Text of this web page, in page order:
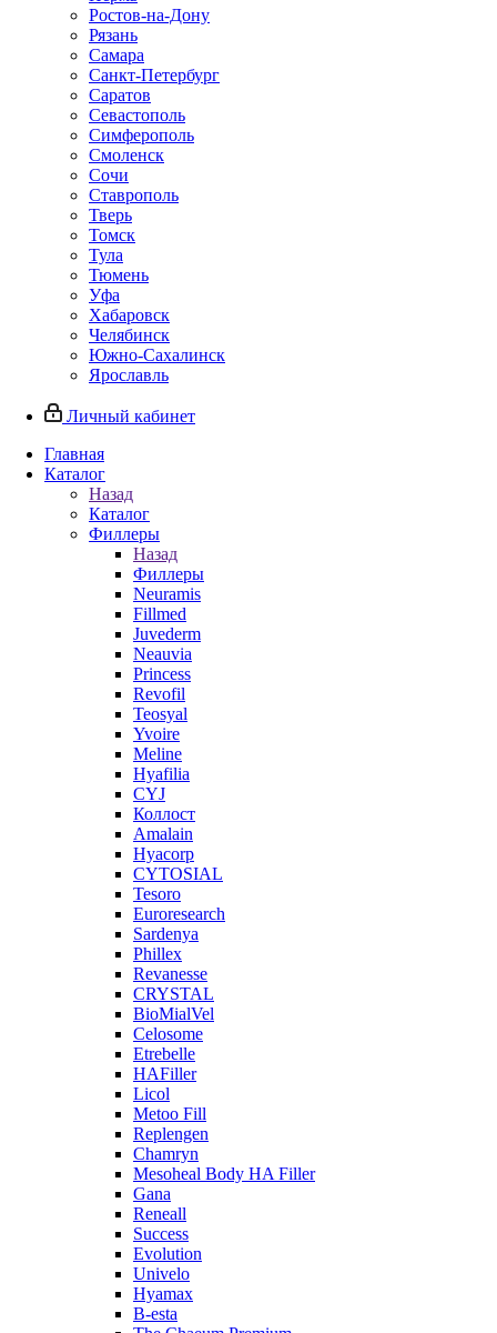
Ростов-на-Дону
Рязань
Самара
Санкт-Петербург
Саратов
Севастополь
Симферополь
Смоленск
Сочи
Ставрополь
Тверь
Томск
Тула
Тюмень
Уфа
Хабаровск
Челябинск
Южно-Сахалинск
Ярославль
Личный кабинет
Главная
Каталог
Назад
Каталог
Филлеры
Назад
Филлеры
Neuramis
Fillmed
Juvederm
Neauvia
Princess
Revofil
Teosyal
Yvoire
Meline
Hyafilia
CYJ
Коллост
Amalain
Hyacorp
CYTOSIAL
Tesoro
Euroresearch
Sardenya
Phillex
Revanesse
CRYSTAL
BioMialVel
Celosome
Etrebelle
HAFiller
Licol
Metoo Fill
Replengen
Chamryn
Mesoheal Body HA Filler
Gana
Reneall
Success
Evolution
Univelo
Hyamax
B-esta